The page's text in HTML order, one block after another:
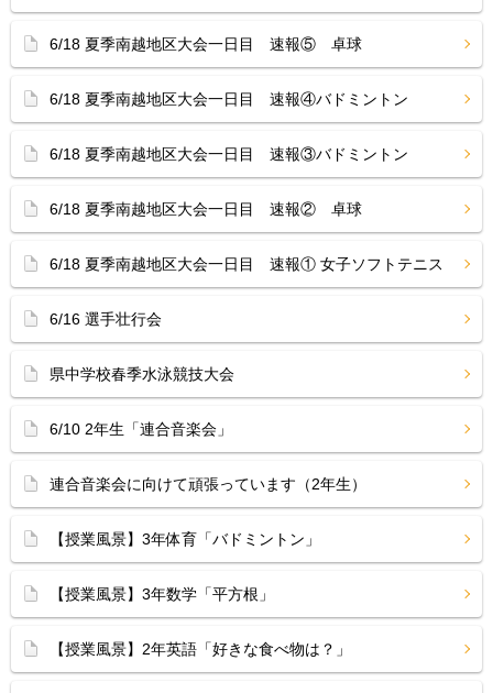
6/18 夏季南越地区大会一日目 速報⑤ 卓球
6/18 夏季南越地区大会一日目 速報④バドミントン
6/18 夏季南越地区大会一日目 速報③バドミントン
6/18 夏季南越地区大会一日目 速報② 卓球
6/18 夏季南越地区大会一日目 速報① 女子ソフトテニス
6/16 選手壮行会
県中学校春季水泳競技大会
6/10 2年生「連合音楽会」
連合音楽会に向けて頑張っています（2年生）
【授業風景】3年体育「バドミントン」
【授業風景】3年数学「平方根」
【授業風景】2年英語「好きな食べ物は？」